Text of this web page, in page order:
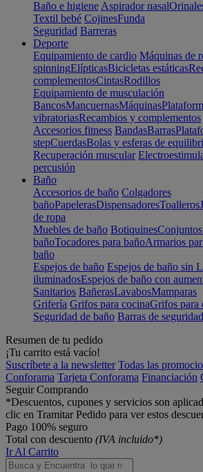
Baño e higiene Aspirador nasal
Textil bebé CojinesFunda
Seguridad Barreras
Deporte
Equipamiento de cardio Máquinas de
spinningElípticasBicicletas estáticas
complementosCintasRodillos
Equipamiento de musculación
BancosMancuernasMáquinas
vibratoriasRecambios y complementos
Accesorios fitness BandasBarras
stepCuerdasBolas y esferas de
Recuperación muscular
percusión
Baño
Accesorios de baño Colgadores
bañoPapelerasDispensadoresToalleros
de ropa
Muebles de baño Botiquines
bañoTocadores para bañoArmarios
baño
Espejos de baño Espejos de baño sin
iluminadosEspejos de baño con
Sanitarios BañerasLavabosMamparas
Grifería Grifos para cocinaGrifos para
Seguridad de baño Barras de
Resumen de tu pedido
¡Tu carrito está vacío!
Suscríbete a la newsletter Todas las
Conforama Tarjeta Conforama Financiación
Seguir Comprando
*Descuentos, cupones y servicios son
clic en Tramitar Pedido para ver estos
Pago 100% seguro
Total con descuento (IVA incluido*)
Ir Al Carrito